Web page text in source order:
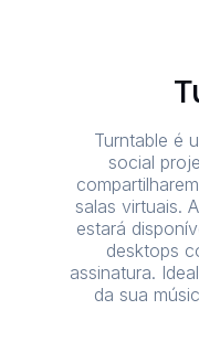
Turntable é
social
salas virtuais.
estará
desktops
assinatura.
da sua